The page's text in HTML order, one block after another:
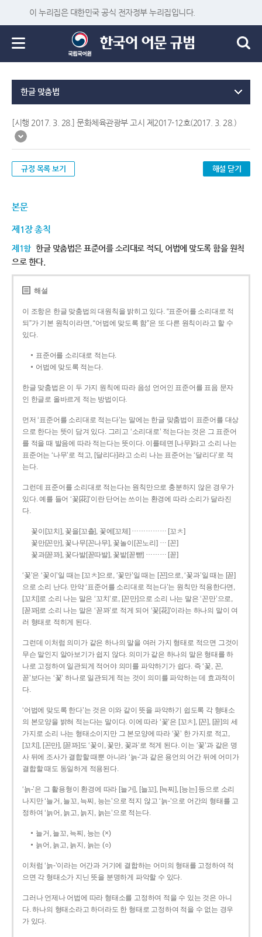
이 누리집은 대한민국 공식 전자정부 누리집입니다.
한글 맞춤법
[시행 2017. 3. 28.] 문화체육관광부 고시 제2017-12호(2017. 3. 28.)
규정 목록 보기 해설 닫기
본문
제1장 총칙
제1항 한글 맞춤법은 표준어를 소리대로 적되, 어법에 맞도록 함을 원칙
으로 한다.
해설
이 조항은 한글 맞춤법의 대원칙을 밝히고 있다. “표준어를 소리대로 적
되”가 기본 원칙이라면, “어법에 맞도록 함”은 또 다른 원칙이라고 할 수
있다.
표준어를 소리대로 적는다.
어법에 맞도록 적는다.
한글 맞춤법은 이 두 가지 원칙에 따라 음성 언어인 표준어를 표음 문자
인 한글로 올바르게 적는 방법이다.
먼저 ‘표준어를 소리대로 적는다’는 말에는 한글 맞춤법이 표준어를 대상
으로 한다는 뜻이 담겨 있다. 그리고 ‘소리대로’ 적는다는 것은 그 표준어
를 적을 때 발음에 따라 적는다는 뜻이다. 이를테면 [나무]라고 소리 나는
표준어는 ‘나무’로 적고, [달리다]라고 소리 나는 표준어는 ‘달리다’로 적
는다.
그런데 표준어를 소리대로 적는다는 원칙만으로 충분하지 않은 경우가
있다. 예를 들어 ‘꽃[花]’이란 단어는 쓰이는 환경에 따라 소리가 달라진
다.
꽃이[꼬치], 꽃을[꼬츨], 꽃에[꼬체] …………… [꼬ㅊ]
꽃만[꼰만], 꽃나무[꼰나무], 꽃놀이[꼰노리] … [꼰]
꽃과[꼳꽈], 꽃다발[꼳따발], 꽃밭[꼳빧] ……… [꼳]
‘꽃’은 ‘꽃이’일 때는 [꼬ㅊ]으로, ‘꽃만’일 때는 [꼰]으로, ‘꽃과’일 때는 [꼳]
으로 소리 난다. 만약 ‘표준어를 소리대로 적는다’는 원칙만 적용한다면,
[꼬치]로 소리 나는 말은 ‘꼬치’로, [꼰만]으로 소리 나는 말은 ‘꼰만’으로,
[꼳꽈]로 소리 나는 말은 ‘꼳꽈’로 적게 되어 ‘꽃[花]’이라는 하나의 말이 여
러 형태로 적히게 된다.
그런데 이처럼 의미가 같은 하나의 말을 여러 가지 형태로 적으면 그것이
무슨 말인지 알아보기가 쉽지 않다. 의미가 같은 하나의 말은 형태를 하
나로 고정하여 일관되게 적어야 의미를 파악하기가 쉽다. 즉 ‘꽃, 꼰,
꼳’보다는 ‘꽃’ 하나로 일관되게 적는 것이 의미를 파악하는 데 효과적이
다.
‘어법에 맞도록 한다’는 것은 이와 같이 뜻을 파악하기 쉽도록 각 형태소
의 본모양을 밝혀 적는다는 말이다. 이에 따라 ‘꽃’은 [꼬ㅊ], [꼰], [꼳]의 세
가지로 소리 나는 형태소이지만 그 본모양에 따라 ‘꽃’ 한 가지로 적고,
[꼬치], [꼰만], [꼳꽈]도 ‘꽃이, 꽃만, 꽃과’로 적게 된다. 이는 ‘꽃’과 같은 명
사 뒤에 조사가 결합할 때뿐 아니라 ‘늙-’과 같은 용언의 어간 뒤에 어미가
결합할 때도 동일하게 적용된다.
‘늙-’은 그 활용형이 환경에 따라 [늘거], [늘꼬], [늑찌], [능는] 등으로 소리
나지만 ‘늘거, 늘꼬, 늑찌, 능는’으로 적지 않고 ‘늙-’으로 어간의 형태를 고
정하여 ‘늙어, 늙고, 늙지, 늙는’으로 적는다.
늘거, 늘꼬, 늑찌, 능는 (×)
늙어, 늙고, 늙지, 늙는 (○)
이처럼 ‘늙-­’이라는 어간과 거기에 결합하는 어미의 형태를 고정하여 적
으면 각 형태소가 지닌 뜻을 분명하게 파악할 수 있다.
그러나 언제나 어법에 따라 형태소를 고정하여 적을 수 있는 것은 아니
다. 하나의 형태소라고 하더라도 한 형태로 고정하여 적을 수 없는 경우
가 있다.